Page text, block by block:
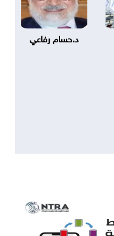
د.حسام رفاعي